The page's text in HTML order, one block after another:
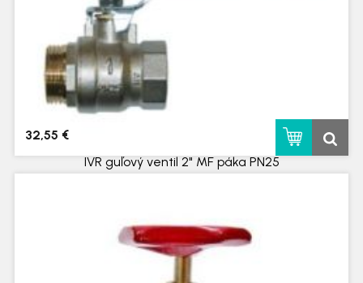
IVR guľový ventil 2" MF páka PN25
32,55 €